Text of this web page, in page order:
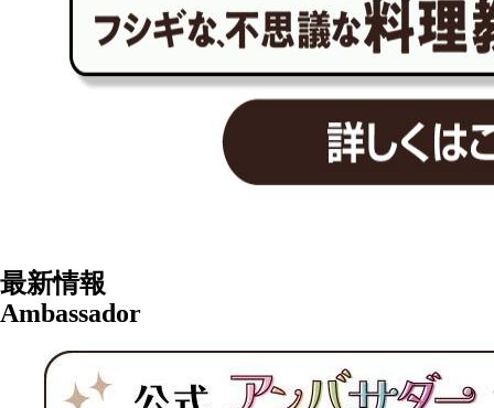
最新情報
Ambassador